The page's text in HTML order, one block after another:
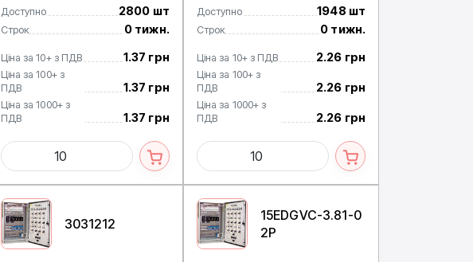
Доступно 2800 шт
Строк 0 тижн.
Ціна за 10+ з ПДВ 1.37 грн
Ціна за 100+ з
ПДВ
1.37 грн
Ціна за 1000+ з
ПДВ
1.37 грн
Доступно 1948 шт
Строк 0 тижн.
Ціна за 10+ з ПДВ 2.26 грн
Ціна за 100+ з
ПДВ
2.26 грн
Ціна за 1000+ з
ПДВ
2.26 грн
3031212
15EDGVC-3.81-0
2P